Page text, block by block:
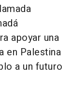
apoyar una
en Palestina
a un futuro